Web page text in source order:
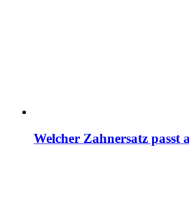
Welcher Zahnersatz passt